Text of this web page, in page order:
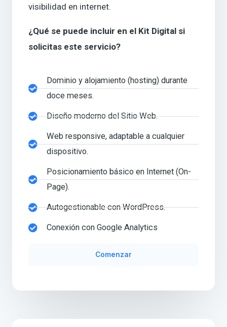
visibilidad en internet.
¿Qué se puede incluir en el Kit Digital si
solicitas este servicio?
Dominio y alojamiento (hosting) durante
doce meses.
Diseño moderno del Sitio Web.
Web responsive, adaptable a cualquier
dispositivo.
Posicionamiento básico en Internet (On-
Page).
Autogestionable con WordPress.
Conexión con Google Analytics
Comenzar